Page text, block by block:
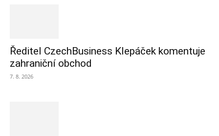
Ředitel CzechBusiness Klepáček komentuje
zahraniční obchod
7. 8. 2026